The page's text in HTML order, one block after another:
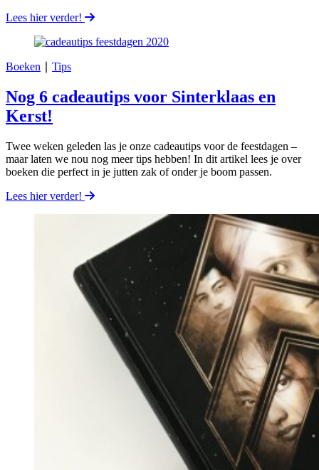
Lees hier verder!
Boeken Tips
Nog 6 cadeautips voor Sinterklaas en
Kerst!
Twee weken geleden las je onze cadeautips voor de feestdagen –
maar laten we nou nog meer tips hebben! In dit artikel lees je over
boeken die perfect in je jutten zak of onder je boom passen.
Lees hier verder!